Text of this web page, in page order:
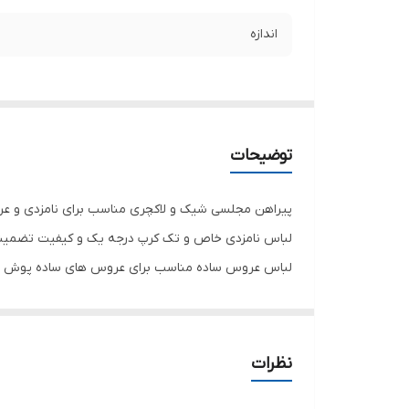
اندازه
توضیحات
پیراهن مجلسی شیک و لاکچری مناسب برای نامزدی و
لباس نامزدی خاص و تک کرپ درجه یک و کیفیت
لباس عروس ساده مناسب برای عروس های ساده پوش
نظرات